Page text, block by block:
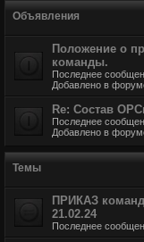
Объявления
Положение о
команды.
Последнее
Добавлено в
Re: Состав
Последнее
Добавлено в
Темы
ПРИКАЗ
21.02.24
Последнее